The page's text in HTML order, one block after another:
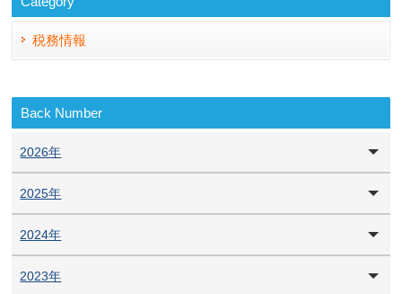
税務情報
Back Number
2026年
2025年
2024年
2023年